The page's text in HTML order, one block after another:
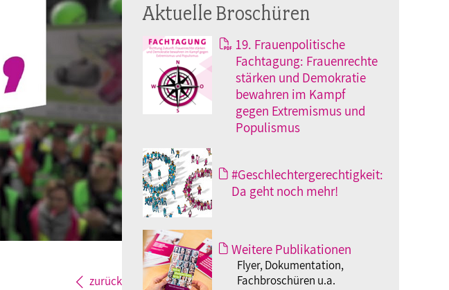
zurück
Aktuelle Broschüren
19. Frauenpolitische
Fachtagung: Frauenrechte
stärken und Demokratie
bewahren im Kampf
gegen Extremismus und
Populismus
#Geschlechtergerechtigkeit:
Da geht noch mehr!
Weitere Publikationen
Flyer, Dokumentation,
Fachbroschüren u.a.